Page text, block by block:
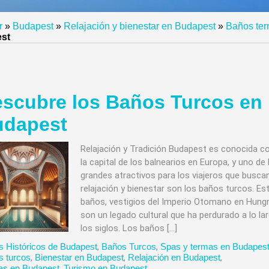
» Budapest» Relajación y bienestar en Budapest» Baños
los Baños Turcos en
Relajación y Tradición Budapest es conocida
la capital de los balnearios en Europa, y uno de
grandes atractivos para los viajeros que
relajación y bienestar son los baños turcos.
baños, vestigios del Imperio Otomano en
son un legado cultural que ha perdurado a lo
los siglos. Los baños […]
Históricos de Budapest, Baños Turcos, Spas y termas en Budapest
turcos, Bienestar en Budapest, Relajación en Budapest,